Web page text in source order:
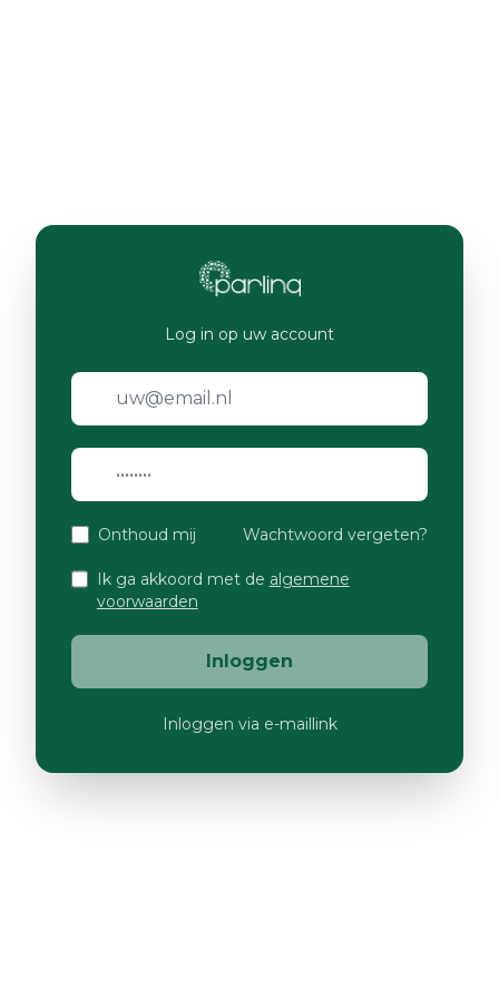
Log in op uw account
Onthoud mij Wachtwoord vergeten?
Ik ga akkoord met de algemene
voorwaarden
Inloggen
Inloggen via e-maillink